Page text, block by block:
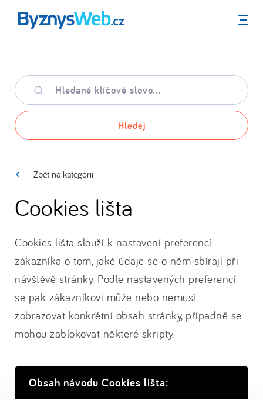
Menu
Hledané
klíčové
slovo
Hledej
Zpět na kategorii
Cookies lišta
Cookies lišta slouží k nastavení preferencí
zákazníka o tom, jaké údaje se o něm sbírají při
návštěvě stránky. Podle nastavených preferencí
se pak zákazníkovi může nebo nemusí
zobrazovat konkrétní obsah stránky, případně se
mohou zablokovat některé skripty.
Obsah návodu Cookies lišta: